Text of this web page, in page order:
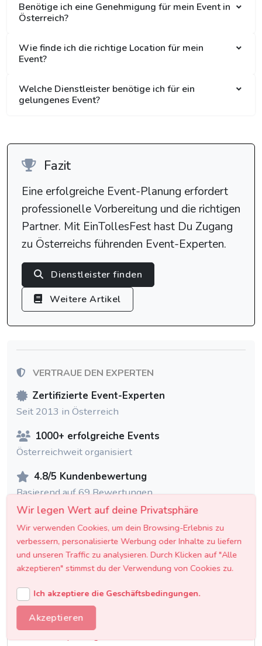
Benötige ich eine Genehmigung für mein Event in
Österreich?
Wie finde ich die richtige Location für mein
Event?
Welche Dienstleister benötige ich für ein
gelungenes Event?
Fazit
Eine erfolgreiche Event-Planung erfordert
professionelle Vorbereitung und die richtigen
Partner. Mit EinTollesFest hast Du Zugang
zu Österreichs führenden Event-Experten.
Dienstleister finden
Weitere Artikel
VERTRAUE DEN EXPERTEN
Zertifizierte Event-Experten
Seit 2013 in Österreich
1000+ erfolgreiche Events
Österreichweit organisiert
4.8/5 Kundenbewertung
Basierend auf 69 Bewertungen
KATEGORIEN
General
Beauty & Styling
Wir legen Wert auf deine Privatsphäre
Wir verwenden Cookies, um dein Browsing-Erlebnis zu
verbessern, personalisierte Werbung oder Inhalte zu liefern
und unseren Traffic zu analysieren. Durch Klicken auf "Alle
akzeptieren" stimmst du der Verwendung von Cookies zu.
Ich akzeptiere die Geschäftsbedingungen.
Akzeptieren